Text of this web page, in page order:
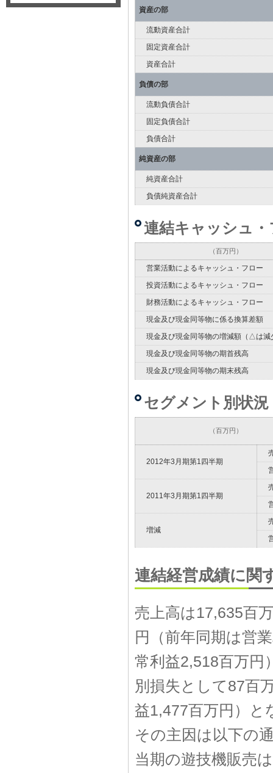
資産の部
流動資産合計
固定資産合計
資産合計
負債の部
流動負債合計
固定負債合計
負債合計
純資産の部
純資産合計
負債純資産合計
連結キャッシュ
（百万円）
営業活動によるキャッシュ・フロー
投資活動によるキャッシュ・フロー
財務活動によるキャッシュ・フロー
現金及び現金同等物に係る換算差額
現金及び現金同等物の増減額（△は減
現金及び現金同等物の期首残高
現金及び現金同等物の期末残高
セグメント別状況
（百万円）
2012年3月期第1四半期
2011年3月期第1四半期
増減
連結経営成績に関
売上高は17,635百
円（前年同期は営
常利益2,518百万円
別損失として87百
益1,477百万円）と
その主因は以下の
当期の遊技機販売